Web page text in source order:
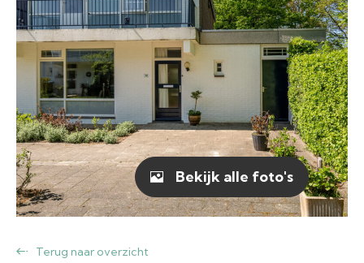
Terug naar overzicht
Bekijk alle foto's